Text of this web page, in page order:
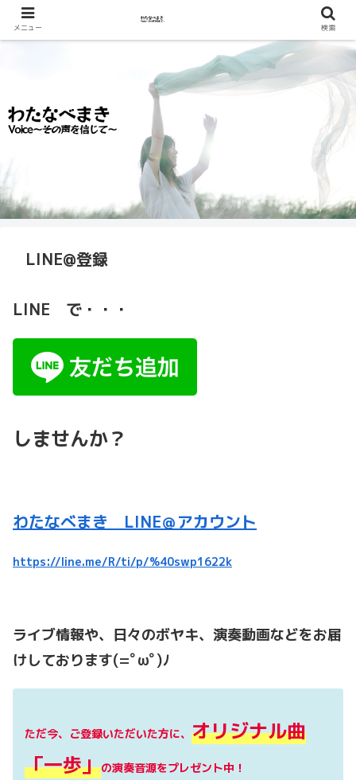
LINE@登録
LINE で・・・
しませんか？
わたなべまき LINE＠アカウント
https://line.me/R/ti/p/%40swp1622k
ライブ情報や、日々のボヤキ、演奏動画などをお届
けしております(=ﾟωﾟ)ﾉ
ただ今、ご登録いただいた方に、 オリジナル曲
「一歩」の演奏音源をプレゼント中！
メニュー 検索